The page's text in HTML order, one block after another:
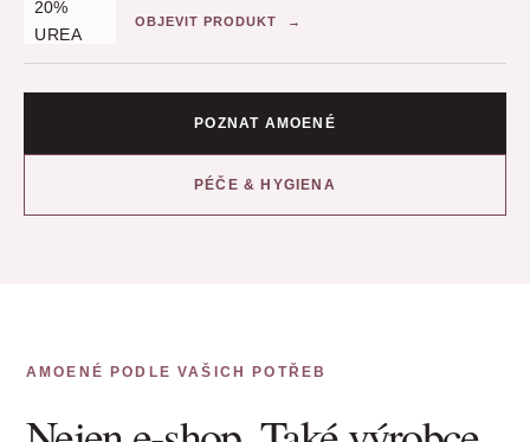
OBJEVIT PRODUKT →
POZNAT AMOENÉ
PÉČE & HYGIENA
AMOENÉ PODLE VAŠICH POTŘEB